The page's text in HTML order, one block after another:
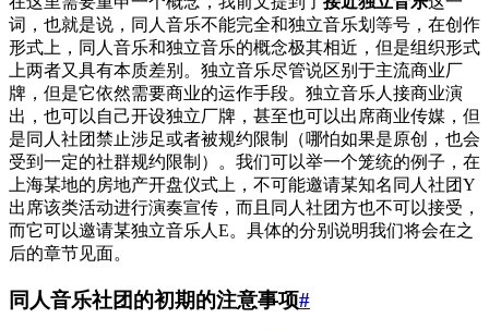
词，也就是说，同人音乐不能完全和独立音乐划等号，在创作
形式上，同人音乐和独立音乐的概念极其相近，但是组织形式
上两者又具有本质差别。独立音乐尽管说区别于主流商业厂
牌，但是它依然需要商业的运作手段。独立音乐人接商业演
出，也可以自己开设独立厂牌，甚至也可以出席商业传媒，但
是同人社团禁止涉足或者被规约限制（哪怕如果是原创，也会
受到一定的社群规约限制）。我们可以举一个笼统的例子，在
上海某地的房地产开盘仪式上，不可能邀请某知名同人社团Y
出席该类活动进行演奏宣传，而且同人社团方也不可以接受，
而它可以邀请某独立音乐人E。具体的分别说明我们将会在之
后的章节见面。
同人音乐社团的初期的注意事项#